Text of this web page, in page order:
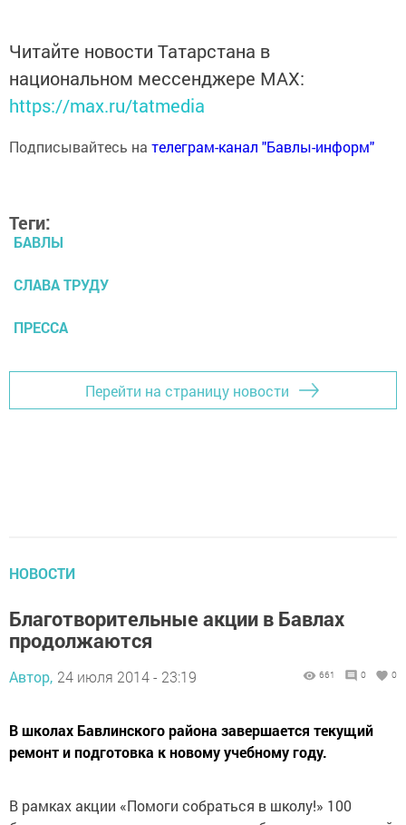
Читайте новости Татарстана в
национальном мессенджере MАХ:
https://max.ru/tatmedia
Подписывайтесь на телеграм-канал "Бавлы-информ"
Теги:
БАВЛЫ
СЛАВА ТРУДУ
ПРЕССА
Перейти на страницу новости
НОВОСТИ
Благотворительные акции в Бавлах
продолжаются
Автор, 24 июля 2014 - 23:19 661 0 0
В школах Бавлинского района завершается текущий
ремонт и подготовка к новому учебному году.
В рамках акции «Помоги собраться в школу!» 100